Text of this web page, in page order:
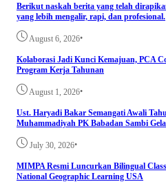
Berikut naskah berita yang telah
yang lebih mengalir, rapi, dan profesional.
August 6, 2026•
Kolaborasi Jadi Kunci Kemajuan, PCA
Program Kerja Tahunan
August 1, 2026•
Ust. Haryadi Bakar Semangati Awali
Muhammadiyah PK Babadan Sambi
July 30, 2026•
MIMPA Resmi Luncurkan Bilingual
National Geographic Learning USA